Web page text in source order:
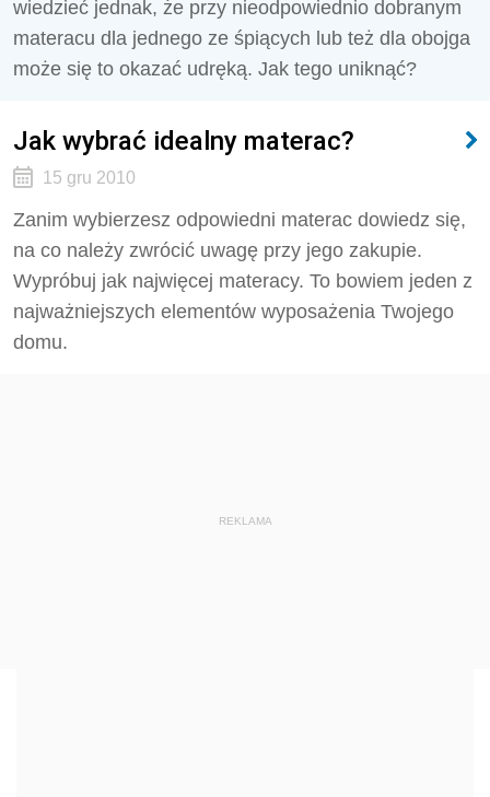
wiedzieć jednak, że przy nieodpowiednio dobranym
materacu dla jednego ze śpiących lub też dla obojga
może się to okazać udręką. Jak tego uniknąć?
Jak wybrać idealny materac?
15 gru 2010
Zanim wybierzesz odpowiedni materac dowiedz się,
na co należy zwrócić uwagę przy jego zakupie.
Wypróbuj jak najwięcej materacy. To bowiem jeden z
najważniejszych elementów wyposażenia Twojego
domu.
REKLAMA